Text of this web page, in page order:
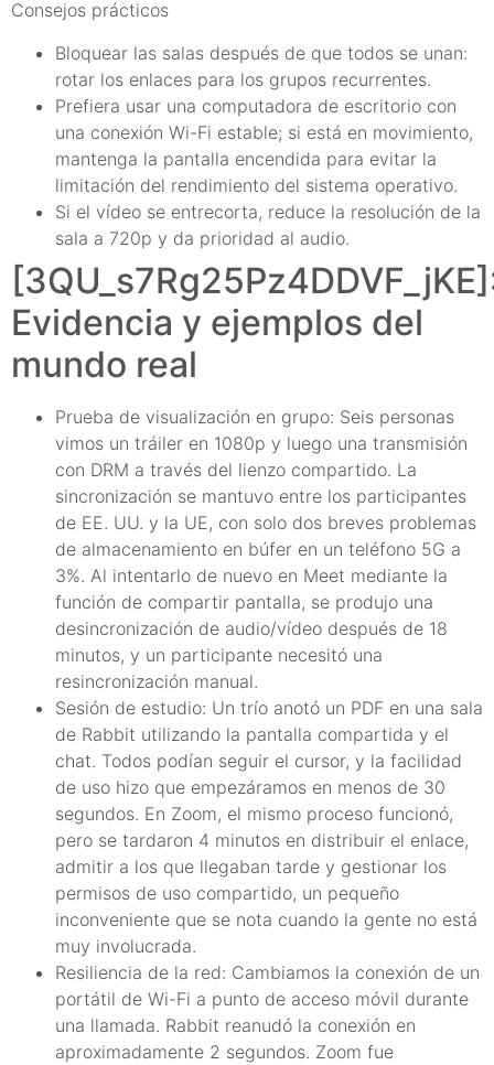
Consejos prácticos
Bloquear las salas después de que todos se unan:
rotar los enlaces para los grupos recurrentes.
Prefiera usar una computadora de escritorio con
una conexión Wi-Fi estable; si está en movimiento,
mantenga la pantalla encendida para evitar la
limitación del rendimiento del sistema operativo.
Si el vídeo se entrecorta, reduce la resolución de la
sala a 720p y da prioridad al audio.
Evidencia y ejemplos del
mundo real
Prueba de visualización en grupo: Seis personas
vimos un tráiler en 1080p y luego una transmisión
con DRM a través del lienzo compartido. La
sincronización se mantuvo entre los participantes
de EE. UU. y la UE, con solo dos breves problemas
de almacenamiento en búfer en un teléfono 5G a
3%. Al intentarlo de nuevo en Meet mediante la
función de compartir pantalla, se produjo una
desincronización de audio/vídeo después de 18
minutos, y un participante necesitó una
resincronización manual.
Sesión de estudio: Un trío anotó un PDF en una sala
de Rabbit utilizando la pantalla compartida y el
chat. Todos podían seguir el cursor, y la facilidad
de uso hizo que empezáramos en menos de 30
segundos. En Zoom, el mismo proceso funcionó,
pero se tardaron 4 minutos en distribuir el enlace,
admitir a los que llegaban tarde y gestionar los
permisos de uso compartido, un pequeño
inconveniente que se nota cuando la gente no está
muy involucrada.
Resiliencia de la red: Cambiamos la conexión de un
portátil de Wi-Fi a punto de acceso móvil durante
una llamada. Rabbit reanudó la conexión en
aproximadamente 2 segundos. Zoom fue